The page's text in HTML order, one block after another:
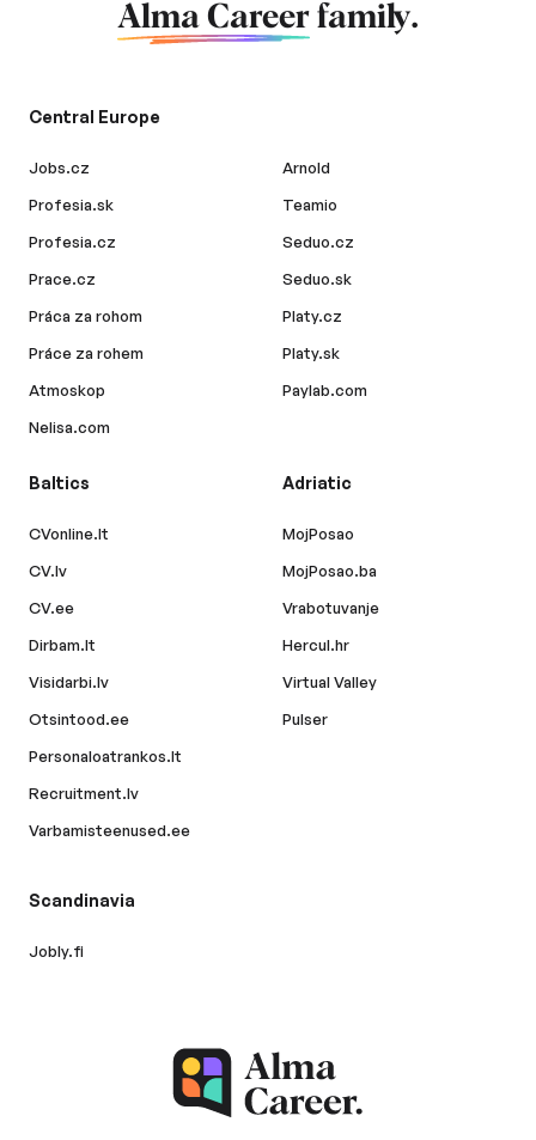
Alma Career family.
Central Europe
Jobs.cz
Profesia.sk
Profesia.cz
Prace.cz
Práca za rohom
Práce za rohem
Atmoskop
Nelisa.com
Arnold
Teamio
Seduo.cz
Seduo.sk
Platy.cz
Platy.sk
Paylab.com
Baltics
CVonline.lt
CV.lv
CV.ee
Dirbam.lt
Visidarbi.lv
Otsintood.ee
Personaloatrankos.lt
Recruitment.lv
Varbamisteenused.ee
Adriatic
MojPosao
MojPosao.ba
Vrabotuvanje
Hercul.hr
Virtual Valley
Pulser
Scandinavia
Jobly.fi